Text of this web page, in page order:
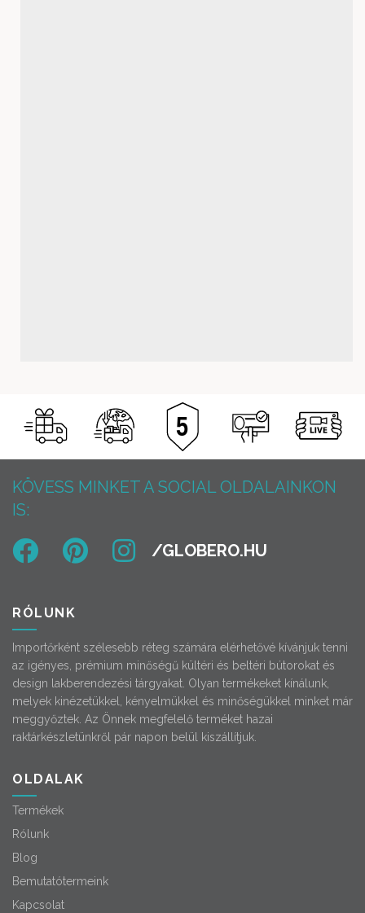
KÖVESS MINKET A SOCIAL OLDALAINKON
IS:
RÓLUNK
Importőrként szélesebb réteg számára elérhetővé kívánjuk tenni
az igényes, prémium minőségű kültéri és beltéri bútorokat és
design lakberendezési tárgyakat. Olyan termékeket kínálunk,
melyek kinézetükkel, kényelmükkel és minőségükkel minket már
meggyőztek. Az Önnek megfelelő terméket hazai
raktárkészletünkről pár napon belül kiszállítjuk.
OLDALAK
Termékek
Rólunk
Blog
Bemutatótermeink
Kapcsolat